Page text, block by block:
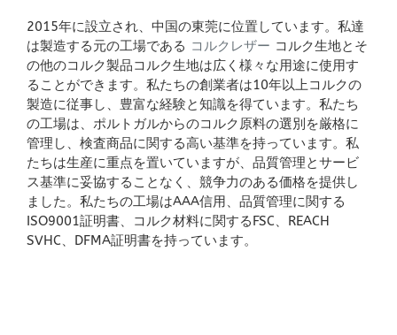
2015年に設立され、中国の東莞に位置しています。私達
は製造する元の工場である コルクレザー コルク生地とそ
の他のコルク製品コルク生地は広く様々な用途に使用す
ることができます。私たちの創業者は10年以上コルクの
製造に従事し、豊富な経験と知識を得ています。私たち
の工場は、ポルトガルからのコルク原料の選別を厳格に
管理し、検査商品に関する高い基準を持っています。私
たちは生産に重点を置いていますが、品質管理とサービ
ス基準に妥協することなく、競争力のある価格を提供し
ました。私たちの工場はAAA信用、品質管理に関する
ISO9001証明書、コルク材料に関するFSC、REACH
SVHC、DFMA証明書を持っています。